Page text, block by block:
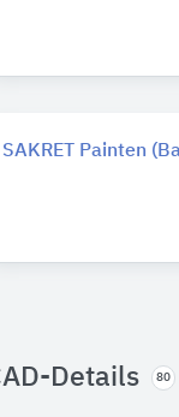
SAKRET Painten
Details 80